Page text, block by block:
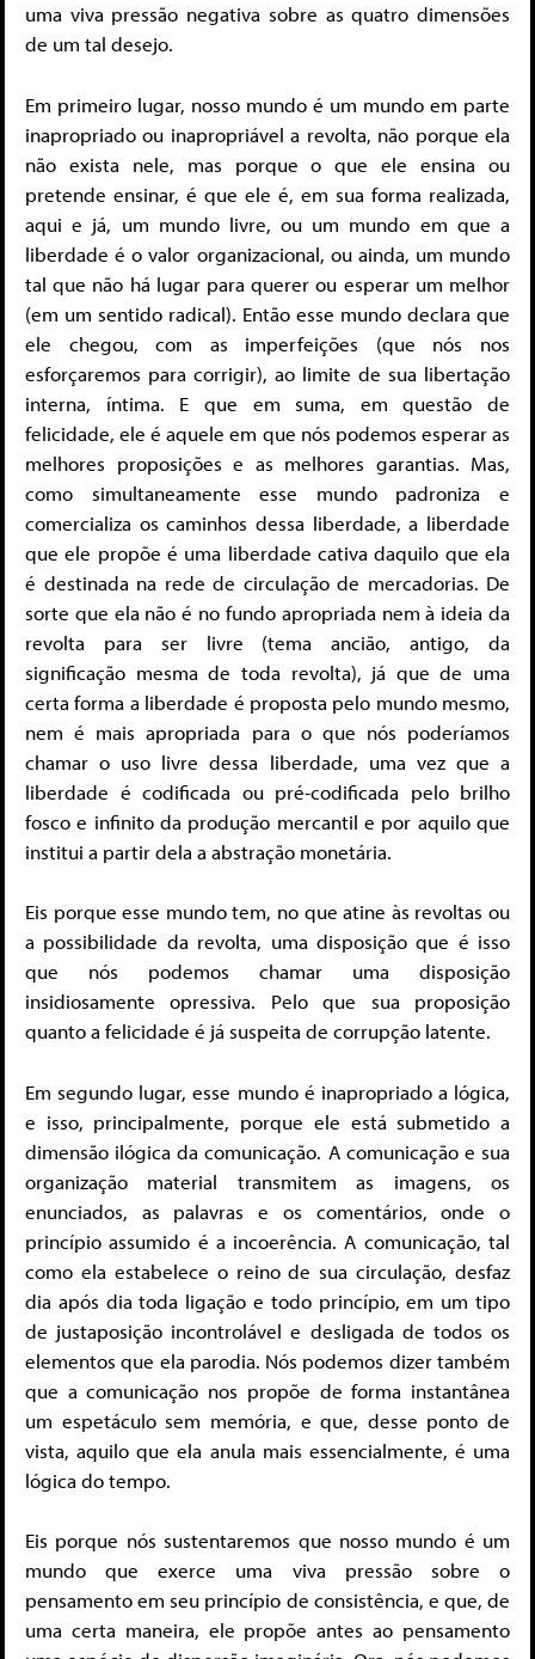
uma viva pressão negativa sobre as quatro dimensões
de um tal desejo.
Em primeiro lugar, nosso mundo é um mundo em parte
inapropriado ou inapropriável a revolta, não porque ela
não exista nele, mas porque o que ele ensina ou
pretende ensinar, é que ele é, em sua forma realizada,
aqui e já, um mundo livre, ou um mundo em que a
liberdade é o valor organizacional, ou ainda, um mundo
tal que não há lugar para querer ou esperar um melhor
(em um sentido radical). Então esse mundo declara que
ele chegou, com as imperfeições (que nós nos
esforçaremos para corrigir), ao limite de sua libertação
interna, íntima. E que em suma, em questão de
felicidade, ele é aquele em que nós podemos esperar as
melhores proposições e as melhores garantias. Mas,
como simultaneamente esse mundo padroniza e
comercializa os caminhos dessa liberdade, a liberdade
que ele propõe é uma liberdade cativa daquilo que ela
é destinada na rede de circulação de mercadorias. De
sorte que ela não é no fundo apropriada nem à ideia da
revolta para ser livre (tema ancião, antigo, da
significação mesma de toda revolta), já que de uma
certa forma a liberdade é proposta pelo mundo mesmo,
nem é mais apropriada para o que nós poderíamos
chamar o uso livre dessa liberdade, uma vez que a
liberdade é codificada ou pré-codificada pelo brilho
fosco e infinito da produção mercantil e por aquilo que
institui a partir dela a abstração monetária.
Eis porque esse mundo tem, no que atine às revoltas ou
a possibilidade da revolta, uma disposição que é isso
que nós podemos chamar uma disposição
insidiosamente opressiva. Pelo que sua proposição
quanto a felicidade é já suspeita de corrupção latente.
Em segundo lugar, esse mundo é inapropriado a lógica,
e isso, principalmente, porque ele está submetido a
dimensão ilógica da comunicação. A comunicação e sua
organização material transmitem as imagens, os
enunciados, as palavras e os comentários, onde o
princípio assumido é a incoerência. A comunicação, tal
como ela estabelece o reino de sua circulação, desfaz
dia após dia toda ligação e todo princípio, em um tipo
de justaposição incontrolável e desligada de todos os
elementos que ela parodia. Nós podemos dizer também
que a comunicação nos propõe de forma instantânea
um espetáculo sem memória, e que, desse ponto de
vista, aquilo que ela anula mais essencialmente, é uma
lógica do tempo.
Eis porque nós sustentaremos que nosso mundo é um
mundo que exerce uma viva pressão sobre o
pensamento em seu princípio de consistência, e que, de
uma certa maneira, ele propõe antes ao pensamento